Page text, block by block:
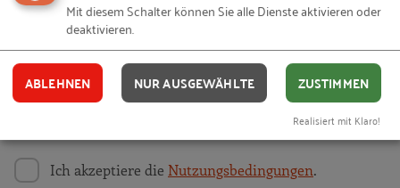
unserer Website gibt. Alles, was Sie dafür brauchen,
ist eine E-Mail-Adresse und 10 Sekunden Zeit.
IHRE E-MAIL-ADRESSE
Ich akzeptiere die Nutzungsbedingungen.
Mit diesem Schalter können Sie alle Dienste aktivieren oder
deaktivieren.
ABLEHNEN NUR AUSGEWÄHLTE ZUSTIMMEN
Realisiert mit Klaro!